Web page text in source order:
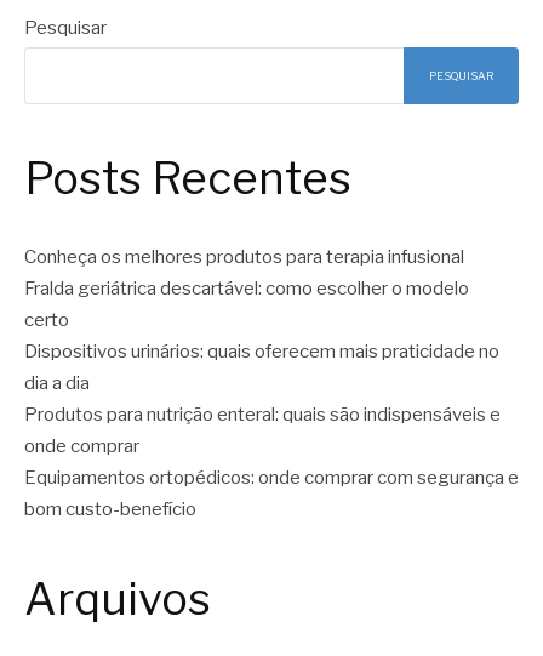
Pesquisar
PESQUISAR
Posts Recentes
Conheça os melhores produtos para terapia infusional
Fralda geriátrica descartável: como escolher o modelo
certo
Dispositivos urinários: quais oferecem mais praticidade no
dia a dia
Produtos para nutrição enteral: quais são indispensáveis e
onde comprar
Equipamentos ortopédicos: onde comprar com segurança e
bom custo-benefício
Arquivos